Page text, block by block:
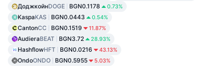
ДоджкойнDOGE BGN0.1178 0.73%
KaspaKAS BGN0.0443 0.54%
CantonCC BGN0.1519 11.87%
AudieraBEAT BGN3.72 28.93%
HashflowHFT BGN0.0216 43.13%
OndoONDO BGN0.5955 5.03%